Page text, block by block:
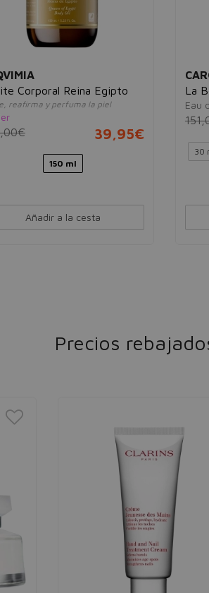
Corporal Reina Egipto
reafirma y perfuma la piel
39,95€
150 ml
Añadir a la cesta
La
Eau
30
Precios